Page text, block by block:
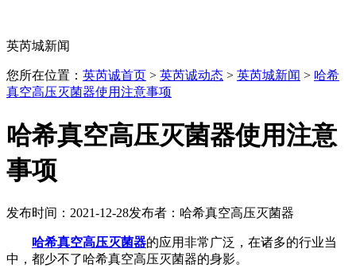
英芮城新闻
您所在位置： 英芮诚首页 > 英芮诚动态 > 英芮城新闻 > 哈希
真空高压灭菌器使用注意事项
哈希真空高压灭菌器使用注意
事项
发布时间：2021-12-28发布者：哈希真空高压灭菌器
哈希真空高压灭菌器的应用非常广泛，在诸多的行业当
中，都少不了哈希真空高压灭菌器的身影。